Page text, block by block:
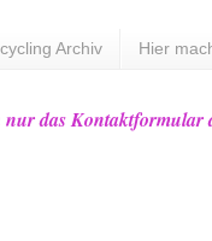
Archiv Hier
das Kontaktformular